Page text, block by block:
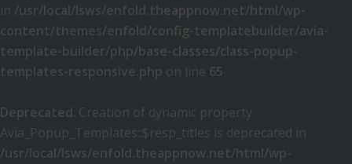
in /usr/local/lsws/enfold.theappnow.net/html/wp-
content/themes/enfold/config-templatebuilder/avia-
template-builder/php/base-classes/class-popup-
templates-responsive.php on line 65
Deprecated: Creation of dynamic property
Avia_Popup_Templates::$resp_titles is deprecated in
/usr/local/lsws/enfold.theappnow.net/html/wp-